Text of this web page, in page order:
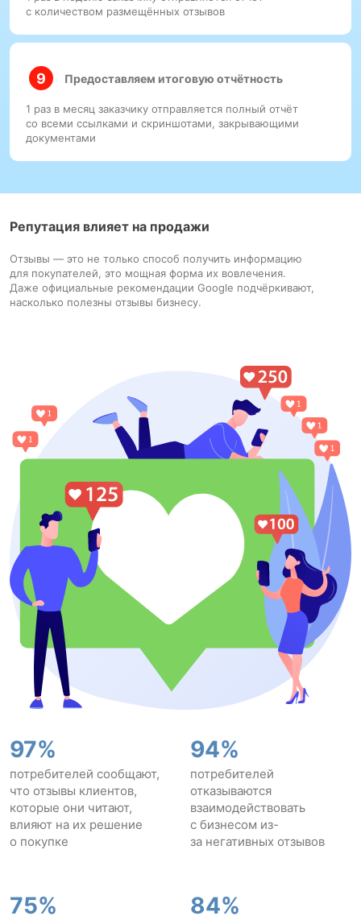
с количеством размещённых отзывов
Предоставляем итоговую отчётность
1 раз в месяц заказчику отправляется полный отчёт
со всеми ссылками и скриншотами, закрывающими
документами
Репутация влияет на продажи
Отзывы — это не только способ получить информацию
для покупателей, это мощная форма их вовлечения.
Даже официальные рекомендации Google подчёркивают,
насколько полезны отзывы бизнесу.
97%
потребителей сообщают,
что отзывы клиентов,
которые они читают,
влияют на их решение
о покупке
75%
94%
потребителей
отказываются
взаимодействовать
с бизнесом из-
за негативных отзывов
84%